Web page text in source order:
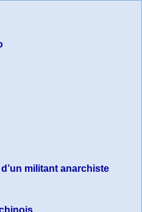
militant anarchiste